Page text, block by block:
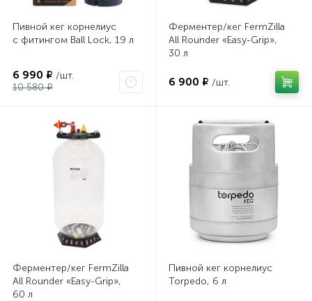
Пивной кег корнелиус
с фитингом Ball Lock, 19 л
6 990 ₽ /шт.
10 580 ₽
Ферментер/кег FermZilla
All Rounder «Easy-Grip»,
30 л
6 900 ₽ /шт.
Ферментер/кег FermZilla
All Rounder «Easy-Grip»,
60 л
Пивной кег корнелиус
Torpedo, 6 л